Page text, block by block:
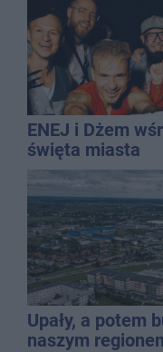
ENEJ i Dżem
święta miasta
Upały, a potem
naszym